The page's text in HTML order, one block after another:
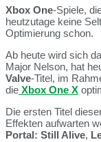
Xbox One-Spiele,
heutzutage keine
Optimierung schon.
Ab heute wird sich
Major Nelson, hat
Valve-Titel, im
die Xbox One X
Die ersten Titel
Effekten aufwarten
Portal: Still Alive,